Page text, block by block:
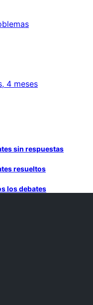
4 meses
sin respuestas
resueltos
los debates